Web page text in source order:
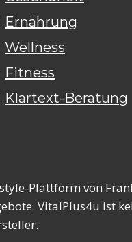
Ernährung
Wellness
Fitness
Klartext-Beratung
Plattform von
VitalPlus4u ist